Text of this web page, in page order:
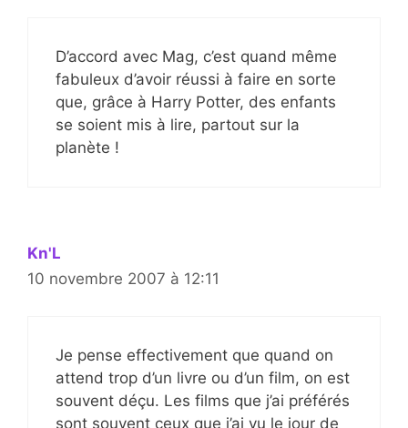
D’accord avec Mag, c’est quand même
fabuleux d’avoir réussi à faire en sorte
que, grâce à Harry Potter, des enfants
se soient mis à lire, partout sur la
planète !
Kn'L
10 novembre 2007 à 12:11
Je pense effectivement que quand on
attend trop d’un livre ou d’un film, on est
souvent déçu. Les films que j’ai préférés
sont souvent ceux que j’ai vu le jour de